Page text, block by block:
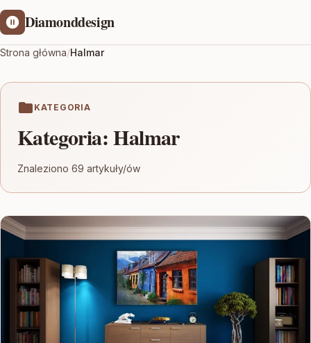
Diamonddesign
Strona główna/Halmar
KATEGORIA
Kategoria:Halmar
Znaleziono 69 artykuły/ów